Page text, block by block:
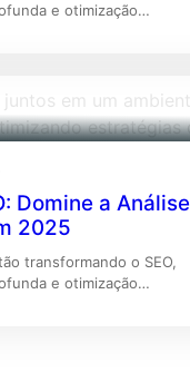
e otimização…
Domine a Análise
2025
transformando o SEO,
e otimização…